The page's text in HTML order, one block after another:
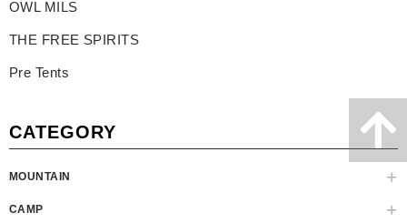
OWL MILS
THE FREE SPIRITS
Pre Tents
CATEGORY
MOUNTAIN
CAMP